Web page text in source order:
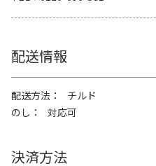
配送情報
配送方法
チルド
のし
対応可
決済方法